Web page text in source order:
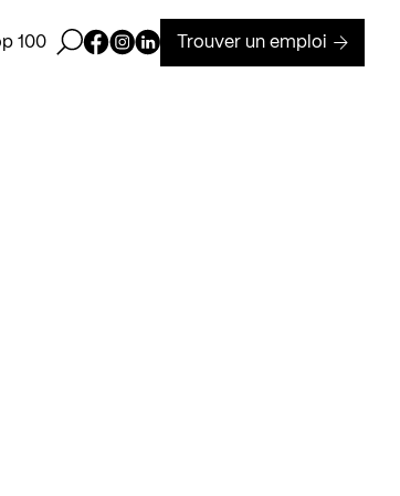
100 Ouvrir la barre de recherche
Page Facebook de Kollectif
Page Instagram de Kollectif
Page Linkedin de Kollectif
Trouver un emploi